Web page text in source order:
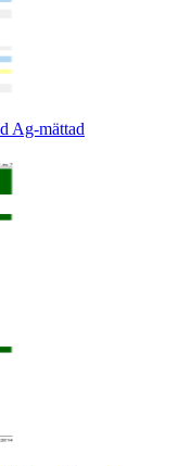
Ag-mättad